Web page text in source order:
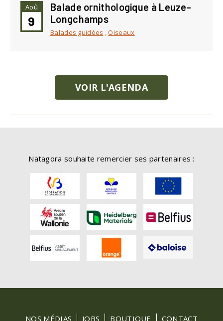
Aoû
9
Balade ornithologique à Leuze-
Longchamps
Balades guidées ,Oiseaux
VOIR L'AGENDA
Natagora souhaite remercier ses partenaires :
FOOTER
NOS MÉDIAS JOBS BOUTIQUE CONTACT